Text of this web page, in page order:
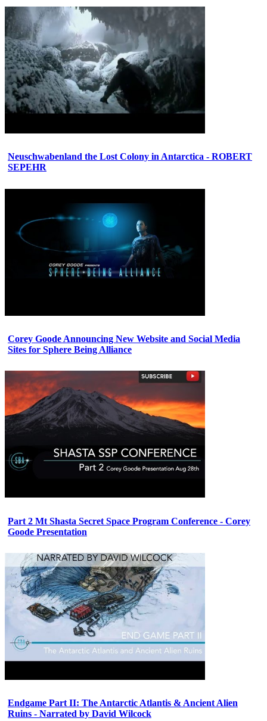
Neuschwabenland the Lost Colony in Antarctica - ROBERT
SEPEHR
Corey Goode Announcing New Website and Social Media
Sites for Sphere Being Alliance
Part 2 Mt Shasta Secret Space Program Conference - Corey
Goode Presentation
Endgame Part II: The Antarctic Atlantis & Ancient Alien
Ruins - Narrated by David Wilcock